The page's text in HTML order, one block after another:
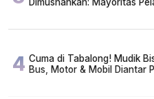
4 Cuma di Tabalong! Mudik
Bus, Motor & Mobil Diantar